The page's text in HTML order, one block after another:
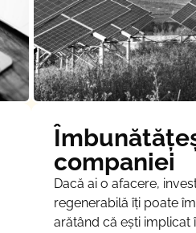
companiei
Dacă ai o afacere,
regenerabilă îți poate
arătând că ești implicat